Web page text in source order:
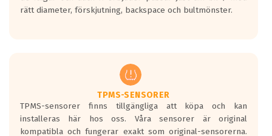
rätt diameter, förskjutning, backspace och bultmönster.
TPMS-SENSORER
TPMS-sensorer finns tillgängliga att köpa och kan
installeras här hos oss. Våra sensorer är original
kompatibla och fungerar exakt som original-sensorerna.